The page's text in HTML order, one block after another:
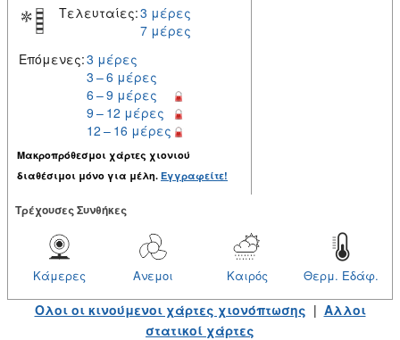
Τελευταίες:3 μέρες
7 μέρες
Επόμενες:3 μέρες
3 – 6 μέρες
6 – 9 μέρες
9 – 12 μέρες
12 – 16 μέρες
Μακροπρόθεσμοι χάρτες χιονιού
διαθέσιμοι μόνο για μέλη. Εγγραφείτε!
Tρέχουσες Συνθήκες
Θερμ. Εδάφ.
Καιρός
Ανεμοι
Κάμερες
Ολοι οι κινούμενοι χάρτες χιονόπτωσης | Αλλοι
στατικοί χάρτες